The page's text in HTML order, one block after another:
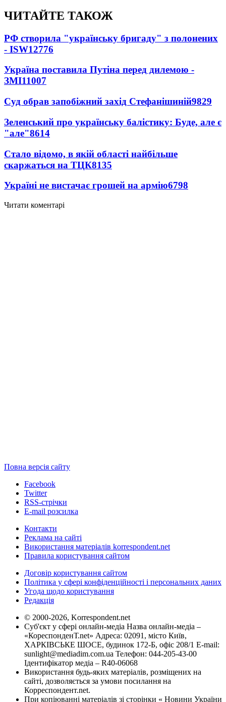
ЧИТАЙТЕ ТАКОЖ
РФ створила "українську бригаду" з полонених
- ISW12776
Україна поставила Путіна перед дилемою -
ЗМІ11007
Суд обрав запобіжний захід Стефанішиній9829
Зеленський про українську балістику: Буде, але є
"але"8614
Стало відомо, в якій області найбільше
скаржаться на ТЦК8135
Україні не вистачає грошей на армію6798
Читати коментарі
Повна версія сайту
Facebook
Twitter
RSS-стрічки
E-mail розсилка
Контакти
Реклама на сайті
Використання матеріалів korrespondent.net
Правила користування сайтом
Договір користування сайтом
Політика у сфері конфіденційності і персональних даних
Угода щодо користування
Редакція
© 2000-2026, Korrespondent.net
Суб'єкт у сфері онлайн-медіа Назва онлайн-медіа –
«КореспонденТ.net» Адреса: 02091, місто Київ,
ХАРКІВСЬКЕ ШОСЕ, будинок 172-Б, офіс 208/1 E-mail:
sunlight@mediadim.com.ua Телефон: 044-205-43-00
Ідентифікатор медіа – R40-06068
Використання будь-яких матеріалів, розміщених на
сайті, дозволяється за умови посилання на
Корреспондент.net.
При копіюванні матеріалів зі сторінки « Новини України